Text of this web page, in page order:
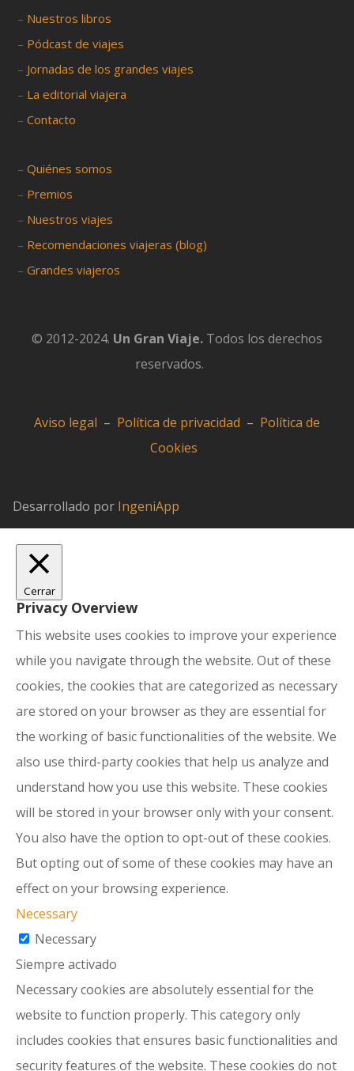
– Nuestros libros
– Pódcast de viajes
– Jornadas de los grandes viajes
– La editorial viajera
–Contacto
–Quiénes somos
– Premios
– Nuestros viajes
– Recomendaciones viajeras (blog)
–Grandes viajeros
© 2012-2024. Un Gran Viaje. Todos los derechos
reservados.
Aviso legal – Política de privacidad – Política de
Cookies
Desarrollado por IngeniApp
Cerrar
Privacy Overview
This website uses cookies to improve your experience
while you navigate through the website. Out of these
cookies, the cookies that are categorized as necessary
are stored on your browser as they are essential for
the working of basic functionalities of the website. We
also use third-party cookies that help us analyze and
understand how you use this website. These cookies
will be stored in your browser only with your consent.
You also have the option to opt-out of these cookies.
But opting out of some of these cookies may have an
effect on your browsing experience.
Necessary
Necessary
Siempre activado
Necessary cookies are absolutely essential for the
website to function properly. This category only
includes cookies that ensures basic functionalities and
security features of the website. These cookies do not